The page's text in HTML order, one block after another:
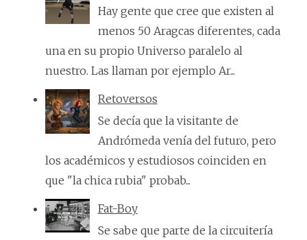
Hay gente que cree que existen al
menos 50 Aragcas diferentes, cada
una en su propio Universo paralelo al
nuestro. Las llaman por ejemplo Ar...
Retoversos
Se decía que la visitante de
Andrómeda venía del futuro, pero
los académicos y estudiosos coinciden en
que "la chica rubia" probab...
Fat-Boy
Se sabe que parte de la circuitería